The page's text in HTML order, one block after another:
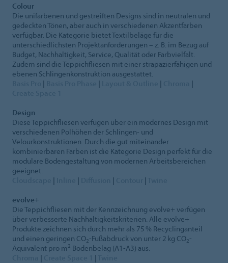
Colour
Die unifarbenen und gestreiften Designs sind in neutralen und
gedeckten Tönen, aber auch in verschiedenen Akzentfarben
verfügbar. Die Kategorie bietet Textilbeläge für die
unterschiedlichsten Projektanforderungen – z. B. im Bezug auf
Budget, Nachhaltigkeit, Service, Qualität oder Farbvielfalt.
Zudem sind die Teppichfliesen mit einer strapazierfähigen und
ebenen Schlingenkonstruktion ausgestattet.
| | |
|
Design
Diese Teppichfliesen verfügen über ein modernes Design mit
verschiedenen Polhöhen der Schlingen- und
Velourkonstruktionen. Durch die gut miteinander
kombinierbaren Farben ist die Kategorie Design perfekt für die
modulare Bodengestaltung von modernen Arbeitsbereichen
geeignet.
| | | |
evolve+
Die Teppichfliesen mit der Kennzeichnung evolve+ verfügen
über verbesserte Nachhaltigkeitskriterien. Alle evolve+
Produkte zeichnen sich durch mehr als 75 % Recyclinganteil
und einen geringen CO2-Fußabdruck von unter 2 kg CO2-
Äquivalent pro m 2 Bodenbelag (A1-A3) aus.
| |